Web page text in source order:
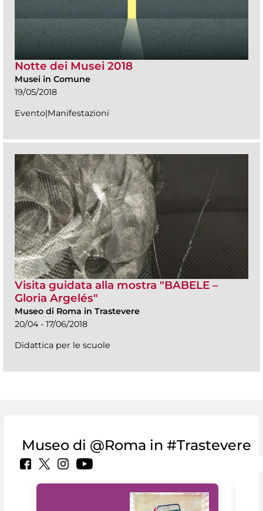
Notte dei Musei 2018
Musei in Comune
19/05/2018
Evento|Manifestazioni
Visita guidata alla mostra "BABELE –
Gloria Argelés"
Museo di Roma in Trastevere
20/04 - 17/06/2018
Didattica per le scuole
Museo di @Roma in #Trastevere